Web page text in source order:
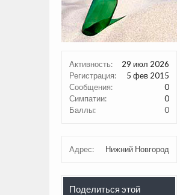
Активность:
29 июл 2026
Регистрация:
5 фев 2015
Сообщения:
0
Симпатии:
0
Баллы:
0
Адрес: Нижний Новгород
Поделиться этой